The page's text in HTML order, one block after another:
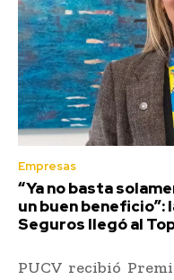
Empresas
“Ya no basta
un buen beneficio”:
Seguros llegó al
PUCV recibió